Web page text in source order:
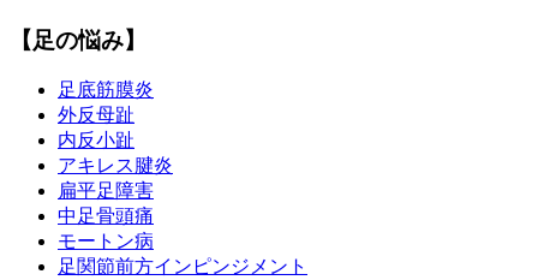
【足の悩み】
足底筋膜炎
外反母趾
内反小趾
アキレス腱炎
扁平足障害
中足骨頭痛
モートン病
足関節前方インピンジメント